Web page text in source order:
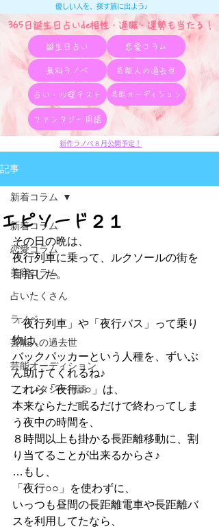
365日誕生日占いde相性・適職・​運勢も当たる！
優しい人を、探す旅に出よう♪
誕生日占い 恋愛コラム
無料ラノベ 芸能人の過去世
占い・心理テスト 芸能オーディション
ファンタジー用語
新作ラノベ８月公開予定！
記事
新着コラム
恋愛コラム
美容コラム
占いたくさん
ラノベ
芸能人の過去世
芸能オーディション
ファンタジー用語
新着コラム
エピソード２１
その日の晩は、
夜行列車に乗って、ルクソールの街を
目指した。
「夜行列車」や「夜行バス」って乗り
物は、
バックパッカーという人種を、ずいぶ
ん助けてくれるね♪
これら「夜行○○」は、
本来ならただ眠るだけで終わってしま
う夜中の時間を、
８時間以上も掛かる長距離移動に、割
り当てることが出来るからさ♪
…もし、
「夜行○○」を使わずに、
いっつも昼間の長距離電車や長距離バ
スを利用してたなら、